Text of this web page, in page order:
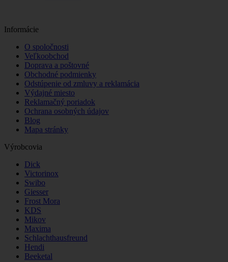
Informácie
O spoločnosti
Veľkoobchod
Doprava a poštovné
Obchodné podmienky
Odstúpenie od zmluvy a reklamácia
Výdajné miesto
Reklamačný poriadok
Ochrana osobných údajov
Blog
Mapa stránky
Výrobcovia
Dick
Victorinox
Swibo
Giesser
Frost Mora
KDS
Mikov
Maxima
Schlachthausfreund
Hendi
Beeketal